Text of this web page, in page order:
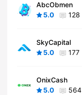
AbcObmen
5.0
128
SkyCapital
5.0
177
OnixCash
5.0
564